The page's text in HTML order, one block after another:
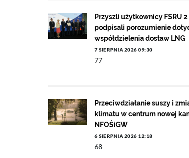
Przyszli użytkownicy FSRU 2
podpisali porozumienie
współdzielenia dostaw LNG
7 SIERPNIA 2026 09:30
77
Przeciwdziałanie suszy i
klimatu w centrum nowej
NFOŚiGW
6 SIERPNIA 2026 12:18
68